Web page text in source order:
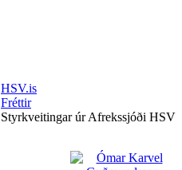
HSV.is
Fréttir
Styrkveitingar úr Afrekssjóði HSV